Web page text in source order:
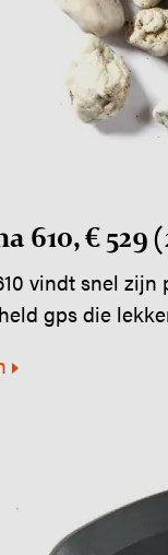
610, € 529
vindt snel
gps die